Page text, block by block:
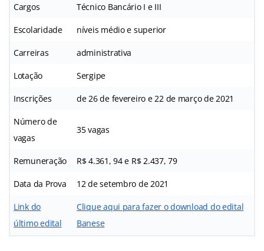
Cargos Técnico Bancário I e III
Escolaridade níveis médio e superior
Carreiras administrativa
Lotação Sergipe
Inscrições de 26 de fevereiro e 22 de março de 2021
Número de
vagas
35 vagas
Remuneração R$ 4.361, 94 e R$ 2.437, 79
Data da Prova 12 de setembro de 2021
Link do
último edital
Clique aqui para fazer o download do edital
Banese